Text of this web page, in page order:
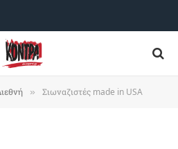
» Σιωναζιστές made in USA